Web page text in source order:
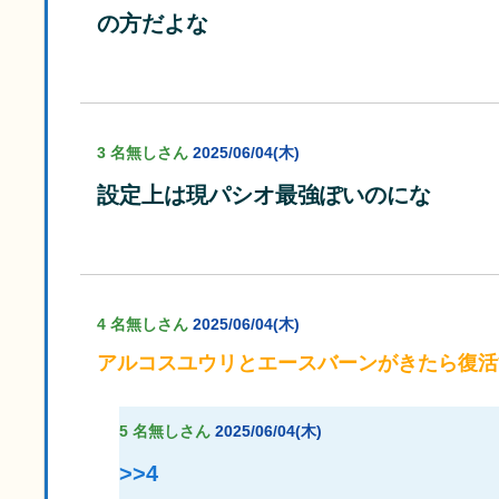
の方だよな
3 名無しさん 2025/06/04(木)
設定上は現パシオ最強ぽいのにな
4 名無しさん 2025/06/04(木)
アルコスユウリとエースバーンがきたら復
5 名無しさん 2025/06/04(木)
>>4